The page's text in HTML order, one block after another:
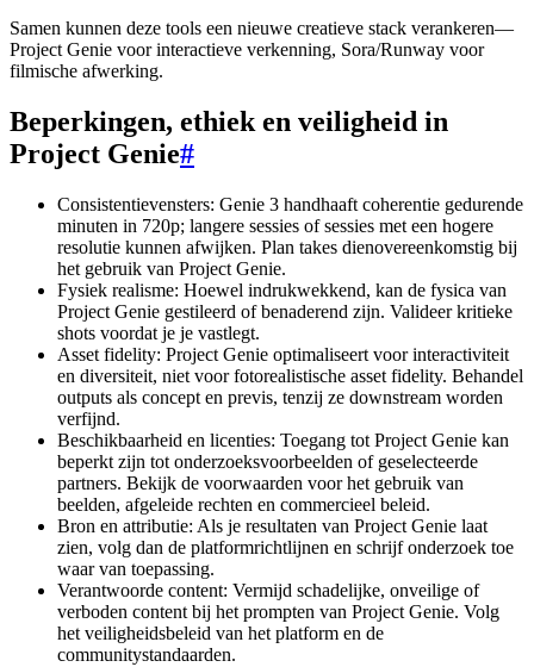
Samen kunnen deze tools een nieuwe creatieve stack verankeren—
Project Genie voor interactieve verkenning, Sora/Runway voor
filmische afwerking.
Beperkingen, ethiek en veiligheid in
Project Genie#
Consistentievensters: Genie 3 handhaaft coherentie gedurende
minuten in 720p; langere sessies of sessies met een hogere
resolutie kunnen afwijken. Plan takes dienovereenkomstig bij
het gebruik van Project Genie.
Fysiek realisme: Hoewel indrukwekkend, kan de fysica van
Project Genie gestileerd of benaderend zijn. Valideer kritieke
shots voordat je je vastlegt.
Asset fidelity: Project Genie optimaliseert voor interactiviteit
en diversiteit, niet voor fotorealistische asset fidelity. Behandel
outputs als concept en previs, tenzij ze downstream worden
verfijnd.
Beschikbaarheid en licenties: Toegang tot Project Genie kan
beperkt zijn tot onderzoeksvoorbeelden of geselecteerde
partners. Bekijk de voorwaarden voor het gebruik van
beelden, afgeleide rechten en commercieel beleid.
Bron en attributie: Als je resultaten van Project Genie laat
zien, volg dan de platformrichtlijnen en schrijf onderzoek toe
waar van toepassing.
Verantwoorde content: Vermijd schadelijke, onveilige of
verboden content bij het prompten van Project Genie. Volg
het veiligheidsbeleid van het platform en de
communitystandaarden.